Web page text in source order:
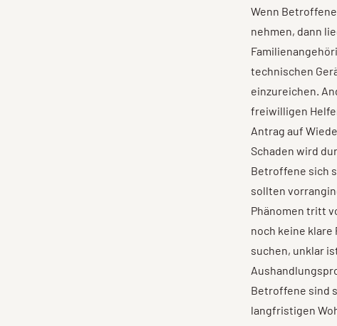
Wenn
nehmen, dann
technischen
einzureichen.
freiwilligen
Antrag auf
Schaden wird
Betroffene sich
sollten
Phänomen tritt
noch keine klare
suchen, unklar
Betroffene sind
langfristigen